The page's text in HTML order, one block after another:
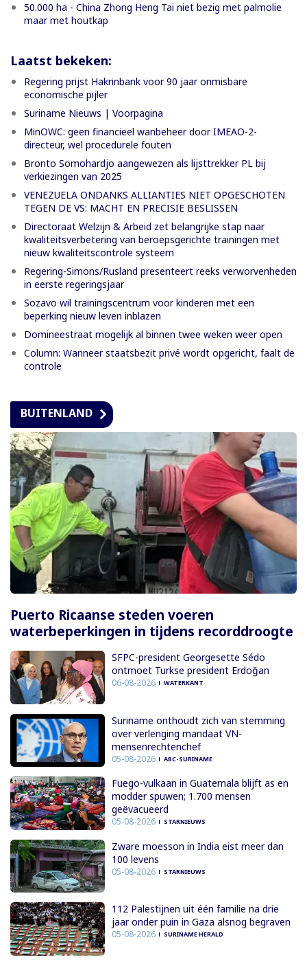
50.000 ha - China Zhong Heng Tai niet bezig met palmolie
maar met houtkap
Laatst bekeken:
Regering prijst Hakrinbank voor 90 jaar onmisbare
economische pijler
Suriname Nieuws | Voorpagina
MinOWC: geen financieel wanbeheer door IMEAO-2-
directeur, wel procedurele fouten
Bronto Somohardjo aangewezen als lijsttrekker PL bij
verkiezingen van 2025
VENEZUELA ONDANKS ALLIANTIES NIET OPGESCHOTEN
TEGEN DE VS: MACHT EN PRECISIE BESLISSEN
Directoraat Welzijn & Arbeid zet belangrijke stap naar
kwaliteitsverbetering van beroepsgerichte trainingen met
nieuw kwaliteitscontrole systeem
Regering-Simons/Rusland presenteert reeks verworvenheden
in eerste regeringsjaar
Sozavo wil trainingscentrum voor kinderen met een
beperking nieuw leven inblazen
Domineestraat mogelijk al binnen twee weken weer open
Column: Wanneer staatsbezit privé wordt opgericht, faalt de
controle
BUITENLAND
Puerto Ricaanse steden voeren
waterbeperkingen in tijdens recorddroogte
SFPC-president Georgesette Sédo
ontmoet Turkse president Erdoğan
06-08-2026 WATERKANT
Suriname onthoudt zich van stemming
over verlenging mandaat VN-
mensenrechtenchef
05-08-2026 ABC-SURINAME
Fuego-vulkaan in Guatemala blijft as en
modder spuwen; 1.700 mensen
geëvacueerd
05-08-2026 STARNIEUWS
Zware moesson in India eist meer dan
100 levens
05-08-2026 STARNIEUWS
112 Palestijnen uit één familie na drie
jaar onder puin in Gaza alsnog begraven
05-08-2026 SURINAME HERALD